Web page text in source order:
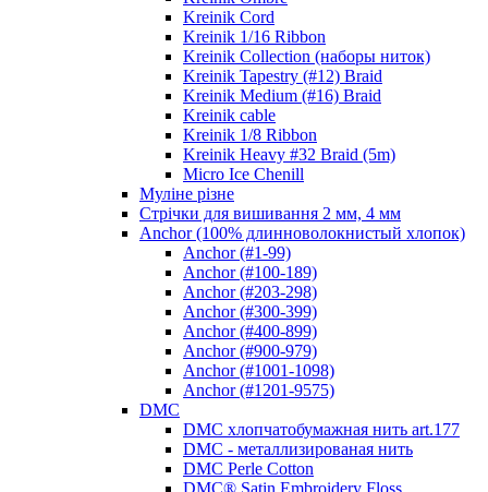
Kreinik Cord
Kreinik 1/16 Ribbon
Kreinik Collection (наборы ниток)
Kreinik Tapestry (#12) Braid
Kreinik Medium (#16) Braid
Kreinik cable
Kreinik 1/8 Ribbon
Kreinik Heavy #32 Braid (5m)
Micro Ice Chenill
Муліне різне
Стрічки для вишивання 2 мм, 4 мм
Anchor (100% длинноволокнистый хлопок)
Anchor (#1-99)
Anchor (#100-189)
Anchor (#203-298)
Anchor (#300-399)
Anchor (#400-899)
Anchor (#900-979)
Anchor (#1001-1098)
Anchor (#1201-9575)
DMC
DMC хлопчатобумажная нить art.177
DMC - металлизированая нить
DMC Perle Cotton
DMC® Satin Embroidery Floss